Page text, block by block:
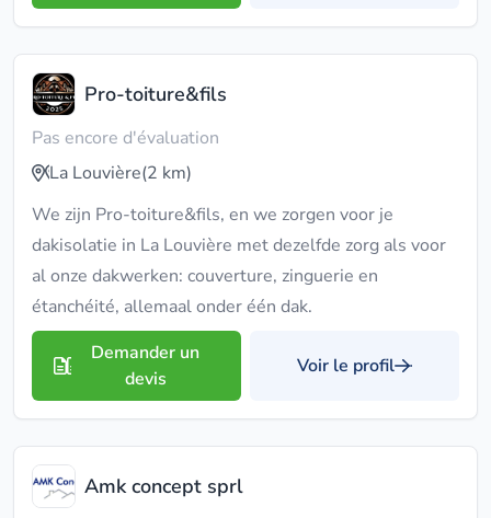
Pro-toiture&fils
Pas encore d'évaluation
La Louvière(2 km)
We zijn Pro-toiture&fils, en we zorgen voor je
dakisolatie in La Louvière met dezelfde zorg als voor
al onze dakwerken: couverture, zinguerie en
étanchéité, allemaal onder één dak.
Demander un
devis
Voir le profil
Amk concept sprl